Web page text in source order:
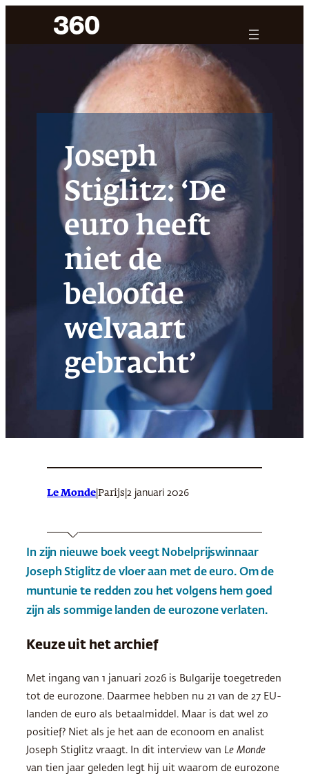
Joseph
Stiglitz: ‘De
euro heeft
niet de
beloofde
welvaart
gebracht’
Le Monde Parijs 2 januari 2026
In zijn nieuwe boek veegt Nobelprijswinnaar
Joseph Stiglitz de vloer aan met de euro. Om de
muntunie te redden zou het volgens hem goed
zijn als sommige landen de eurozone verlaten.
Keuze uit het archief
Met ingang van 1 januari 2026 is Bulgarije toegetreden
tot de eurozone. Daarmee hebben nu 21 van de 27 EU-
landen de euro als betaalmiddel. Maar is dat wel zo
positief? Niet als je het aan de econoom en analist
Joseph Stiglitz vraagt. In dit interview van Le Monde
van tien jaar geleden legt hij uit waarom de eurozone